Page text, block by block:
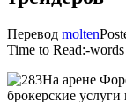
Перевод molten
Time to Read:-words
На арене
брокерские